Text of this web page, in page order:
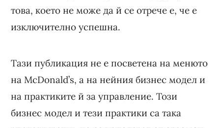
това, което не може да й се отрече е, че е
изключително успешна.
Тази публикация не е посветена на менюто
на McDonald’s, а на нейния бизнес модел и
на практиките й за управление. Този
бизнес модел и тези практики са така